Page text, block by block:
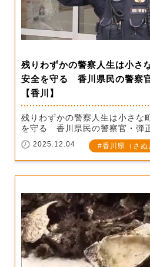
残りわずかの警察人生は小さ
安全を守る 香川県民の警察
【香川】
残りわずかの警察人生は小さな
を守る 香川県民の警察官・弾
2025.12.04 香川県（さぬ